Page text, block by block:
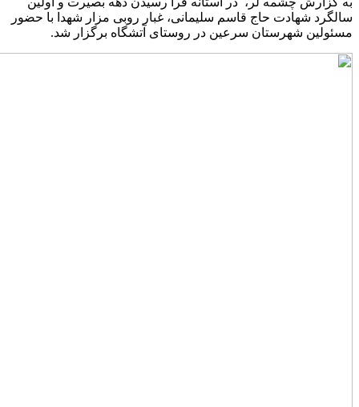
سالگرد شهادت حاج قاسم سلیمانی، غبار روبی مزار شهدا با حضور
مسئولین شهرستان سرعین در روستای آتشگاه برگزار شد.